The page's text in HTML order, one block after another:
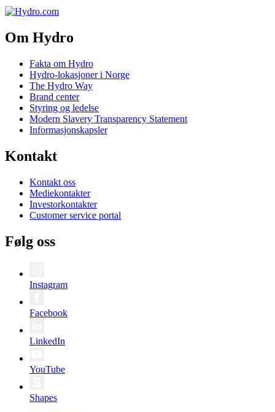
Om Hydro
Fakta om Hydro
Hydro-lokasjoner i Norge
The Hydro Way
Brand center
Styring og ledelse
Modern Slavery Transparency Statement
Informasjonskapsler
Kontakt
Kontakt oss
Mediekontakter
Investorkontakter
Customer service portal
Følg oss
Instagram
Facebook
LinkedIn
YouTube
Shapes